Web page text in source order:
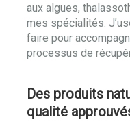
aux algues,
mes spécialités.
faire pour
processus de
Des produits
qualité